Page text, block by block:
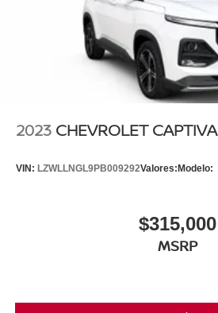
2023 CHEVROLET CAPTIVA
VIN: LZWLLNGL9PB009292Valores: Modelo:
$315,000
MSRP